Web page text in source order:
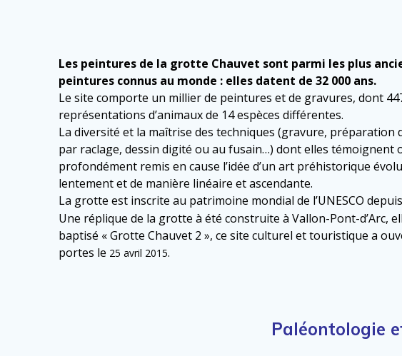
Les peintures de la grotte Chauvet sont parmi les plus
peintures connus au monde : elles datent de 32 000 ans.
Le site comporte un millier de peintures et de gravures, dont
représentations d’animaux de 14 espèces différentes.
La diversité et la maîtrise des techniques (gravure, préparation
par raclage, dessin digité ou au fusain…) dont elles témoignent
profondément remis en cause l’idée d’un art préhistorique
lentement et de manière linéaire et ascendante.
La grotte est inscrite au patrimoine mondial de l’UNESCO depuis
Une réplique de la grotte à été construite à Vallon-Pont-d’Arc,
baptisé « Grotte Chauvet 2 », ce site culturel et touristique a
portes le 25 avril 2015.
Paléontologie